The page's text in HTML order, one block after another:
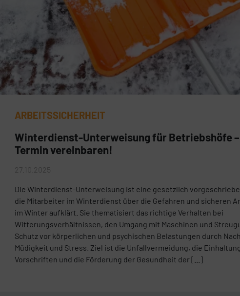
ARBEITSSICHERHEIT
Winterdienst-Unterweisung für Betriebshöfe
Termin vereinbaren!
27.10.2025
Die Winterdienst-Unterweisung ist eine gesetzlich
die Mitarbeiter im Winterdienst über die Gefahren und sicheren
im Winter aufklärt. Sie thematisiert das richtige Verhalten bei
Witterungsverhältnissen, den Umgang mit Maschinen und
Schutz vor körperlichen und psychischen Belastungen durch
Müdigkeit und Stress. Ziel ist die Unfallvermeidung, die
Vorschriften und die Förderung der Gesundheit der [...]